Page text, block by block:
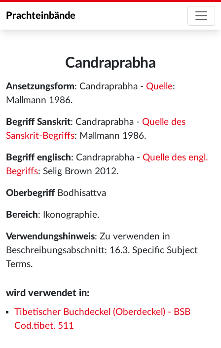
Prachteinbände
Candraprabha
Ansetzungsform: Candraprabha - Quelle:
Mallmann 1986.
Begriff Sanskrit: Candraprabha - Quelle des
Sanskrit-Begriffs: Mallmann 1986.
Begriff englisch: Candraprabha - Quelle des engl.
Begriffs: Selig Brown 2012.
Oberbegriff Bodhisattva
Bereich: Ikonographie.
Verwendungshinweis: Zu verwenden in
Beschreibungsabschnitt: 16.3. Specific Subject
Terms.
wird verwendet in:
Tibetischer Buchdeckel (Oberdeckel) - BSB
Cod.tibet. 511